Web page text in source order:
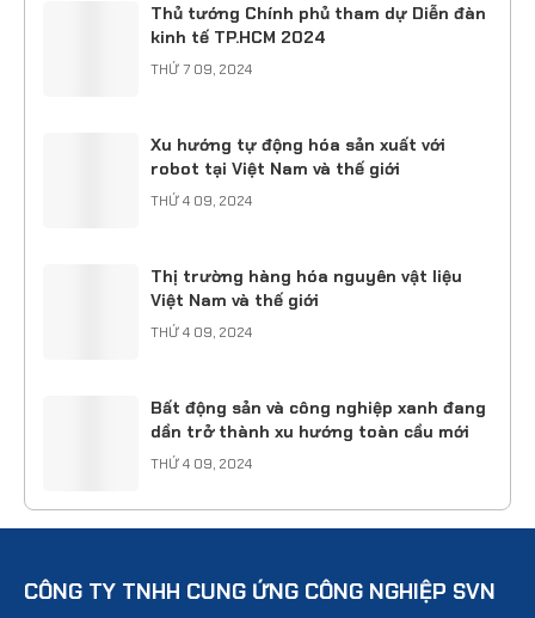
Thủ tướng Chính phủ tham dự Diễn đàn
kinh tế TP.HCM 2024
THỨ 7 09, 2024
Xu hướng tự động hóa sản xuất với
robot tại Việt Nam và thế giới
THỨ 4 09, 2024
Thị trường hàng hóa nguyên vật liệu
Việt Nam và thế giới
THỨ 4 09, 2024
Bất động sản và công nghiệp xanh đang
dần trở thành xu hướng toàn cầu mới
THỨ 4 09, 2024
CÔNG TY TNHH CUNG ỨNG CÔNG NGHIỆP SVN